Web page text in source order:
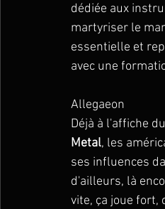
dédiée aux
martyriser le
essentielle et
avec une
Allegaeon
Déjà à l'affiche du
Metal, les
ses influences
d'ailleurs, là
vite, ça joue